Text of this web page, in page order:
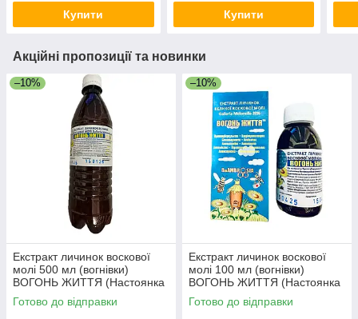
Купити Купити
Акційні пропозиції та новинки
–10%
Екстракт личинок воскової
молі 500 мл (вогнівки)
ВОГОНЬ ЖИТТЯ (Настоянка
личинок воскової молі)
термін до 04.27
Готово до відправки
–10%
Екстракт личинок воскової
молі 100 мл (вогнівки)
ВОГОНЬ ЖИТТЯ (Настоянка
личинок воскової молі)
термін до 04.27
Готово до відправки